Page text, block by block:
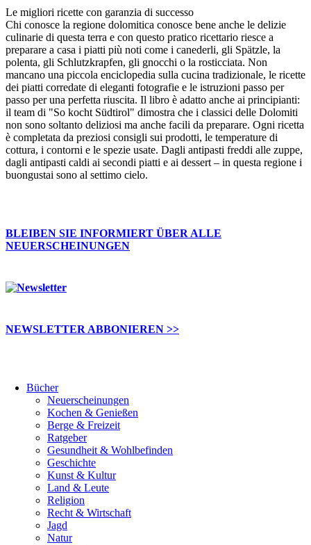
Le migliori ricette con garanzia di successo
Chi conosce la regione dolomitica conosce bene anche le delizie
culinarie di questa terra e con questo pratico ricettario riesce a
preparare a casa i piatti più noti come i canederli, gli Spätzle, la
polenta, gli Schlutzkrapfen, gli gnocchi o la rosticciata. Non
mancano una piccola enciclopedia sulla cucina tradizionale, le ricette
dei piatti corredate di eleganti fotografie e le istruzioni passo per
passo per una perfetta riuscita. Il libro è adatto anche ai principianti:
il team di "So kocht Südtirol" dimostra che i classici delle Dolomiti
non sono soltanto deliziosi ma anche facili da preparare. Ogni ricetta
è completata da preziosi consigli sui prodotti, le temperature di
cottura, i contorni e le spezie usate. Dagli antipasti freddi alle zuppe,
dagli antipasti caldi ai secondi piatti e ai dessert – in questa regione i
buongustai sono al settimo cielo.
BLEIBEN SIE INFORMIERT ÜBER ALLE
NEUERSCHEINUNGEN
NEWSLETTER ABBONIEREN >>
Bücher
Neuerscheinungen
Kochen & Genießen
Berge & Freizeit
Ratgeber
Gesundheit & Wohlbefinden
Geschichte
Kunst & Kultur
Land & Leute
Religion
Recht & Wirtschaft
Jagd
Natur